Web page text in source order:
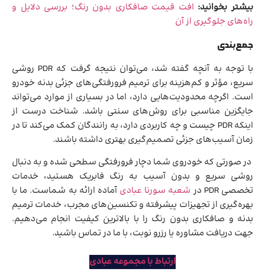
بیشتر بخوانید: افت قیمت صافکاری بدون رنگ؛ بررسی دلایل و
راه‌های جلوگیری از آن
جمع‌بندی
با توجه به آنچه گفته شد، می‌توان نتیجه گرفت که PDR روشی
سریع، مؤثر و کم‌هزینه برای ترمیم فرورفتگی‌های جزئی بدنه خودرو
است. اگرچه محدودیت‌هایی دارد، اما در بسیاری از موارد می‌تواند
جایگزین مناسبی برای روش‌های سنتی باشد. شناخت درست از
اینکه PDR چیست و چه کاربردی دارد، به رانندگان کمک می‌کند تا در
زمان آسیب‌های جزئی تصمیم‌گیری بهتری داشته باشند.
در صورتی که خودروی شما دچار فرورفتگی سطحی شده و به دنبال
روشی سریع و بدون آسیب به رنگ فابریک هستید، خدمات
تخصصی PDR در
شعبه سورنا عبادی آماده ارائه به شماست. ما با
بهره‌گیری از تجهیزات پیشرفته و تکنسین‌های مجرب، خدمات ترمیم
بدنه و صافکاری بدون رنگ را با بالاترین کیفیت انجام می‌دهیم.
جهت دریافت مشاوره یا رزرو نوبت، با ما در تماس باشید.
ارتباط با مجموعه عبادی